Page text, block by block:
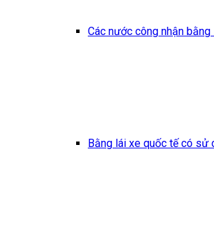
Các nước công nhận
Bằng lái xe quốc tế có sử